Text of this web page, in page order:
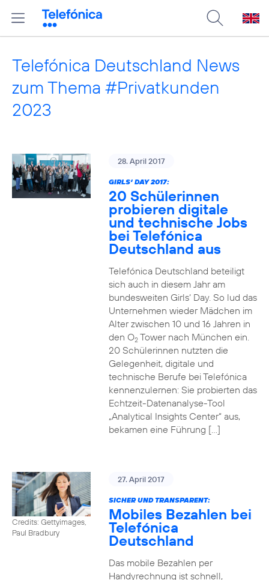
Telefónica Deutschland News
zum Thema #Privatkunden
2023
28. April 2017
GIRLS‘ DAY 2017:
20 Schülerinnen
probieren digitale
und technische Jobs
bei Telefónica
Deutschland aus
Telefónica Deutschland beteiligt
sich auch in diesem Jahr am
bundesweiten Girls‘ Day. So lud das
Unternehmen wieder Mädchen im
Alter zwischen 10 und 16 Jahren in
den O2Tower nach München ein.
20 Schülerinnen nutzten die
Gelegenheit, digitale und
technische Berufe bei Telefónica
kennenzulernen: Sie probierten das
Echtzeit-Datenanalyse-Tool
„Analytical Insights Center“ aus,
bekamen eine Führung […]
Credits: Gettyimages,
Paul Bradbury
27. April 2017
SICHER UND TRANSPARENT:
Mobiles Bezahlen bei
Telefónica
Deutschland
Das mobile Bezahlen per
Handyrechnung ist schnell,